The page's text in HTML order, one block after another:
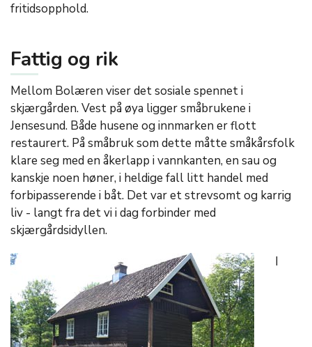
fritidsopphold.
Fattig og rik
Mellom Bolæren viser det sosiale spennet i
skjærgården. Vest på øya ligger småbrukene i
Jensesund. Både husene og innmarken er flott
restaurert. På småbruk som dette måtte småkårsfolk
klare seg med en åkerlapp i vannkanten, en sau og
kanskje noen høner, i heldige fall litt handel med
forbipasserende i båt. Det var et strevsomt og karrig
liv - langt fra det vi i dag forbinder med
skjærgårdsidyllen.
I